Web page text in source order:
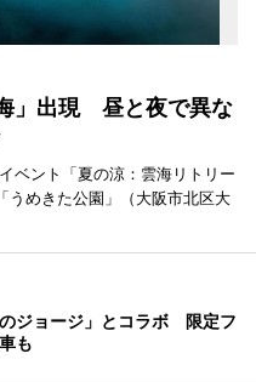
」出現 昼と夜で異な
ベント「夏の涼：雲海リトリー
うめきた公園」（大阪市北区大
ジョージ」とコラボ 限定フ
も